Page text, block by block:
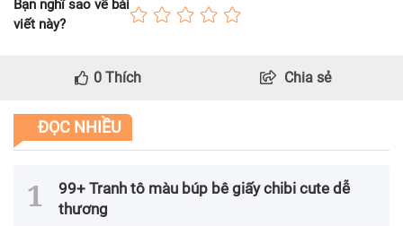
Bạn nghĩ sao về bài
viết này?
0 Thích Chia sẻ
ĐỌC NHIỀU
99+ Tranh tô màu búp bê giấy chibi cute dễ
thương